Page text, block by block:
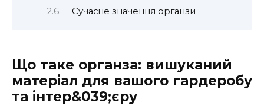
Сучасне значення органзи
Що таке органза: вишуканий
матеріал для вашого гардеробу
та інтер&039;єру